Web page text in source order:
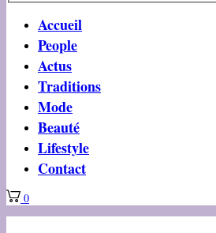
Accueil
People
Actus
Traditions
Mode
Beauté
Lifestyle
Contact
0